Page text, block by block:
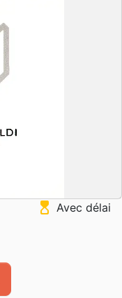
hourglass_top Avec délai